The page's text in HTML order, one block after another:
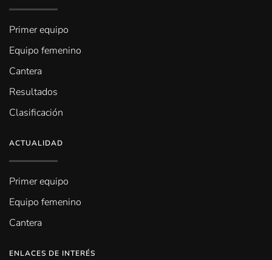
Primer equipo
Equipo femenino
Cantera
Resultados
Clasificación
ACTUALIDAD
Primer equipo
Equipo femenino
Cantera
ENLACES DE INTERÉS